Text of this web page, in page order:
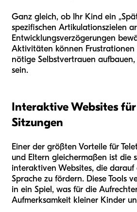
Ganz gleich, ob Ihr Kind ein
spezifischen Artikulationszielen
Entwicklungsverzögerungen
Aktivitäten können
nötige Selbstvertrauen
sein.
Interaktive Websites
Sitzungen
Einer der größten Vorteile für
und Eltern gleichermaßen ist die
interaktiven Websites, die darauf
Sprache zu fördern. Diese Tools
in ein Spiel, was für die
Aufmerksamkeit kleiner Kinder